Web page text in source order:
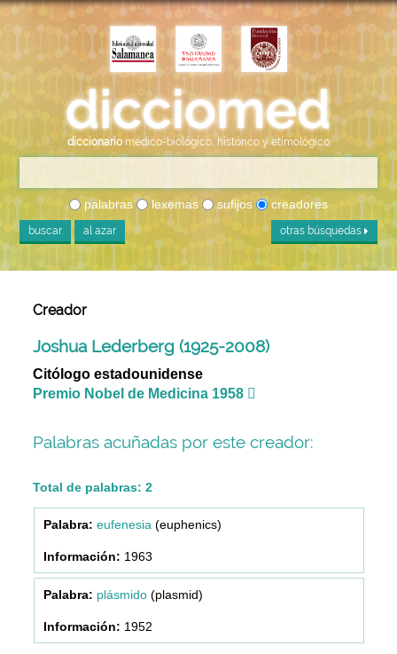
diccionario médico-biológico, histórico y etimológico
palabras lexemas sufijos creadores
buscar al azar otras búsquedas
Creador
Joshua Lederberg (1925-2008)
Citólogo estadounidense
Premio Nobel de Medicina 1958
Palabras acuñadas por este creador:
Total de palabras: 2
eufenesia (euphenics)
1963
plásmido(plasmid)
1952